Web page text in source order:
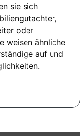
sie sich
oder
weisen ähnliche
auf und